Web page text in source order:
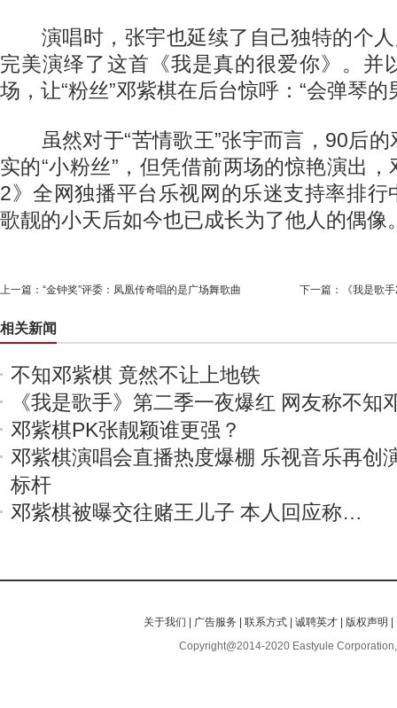
演唱时，张宇也延续了自己独特的个人
完美演绎了这首《我是真的很爱你》。并
场，让“粉丝”邓紫棋在后台惊呼：“会弹琴的
虽然对于“苦情歌王”张宇而言，90后的
实的“小粉丝”，但凭借前两场的惊艳演出
2》全网独播平台乐视网的乐迷支持率排行
歌靓的小天后如今也已成长为了他人的偶像
上一篇： “金钟奖”评委：凤凰传奇唱的是广场舞歌曲 下一篇： 《我是歌
相关新闻
不知邓紫棋 竟然不让上地铁
《我是歌手》第二季一夜爆红 网友称不知
邓紫棋PK张靓颖谁更强？
邓紫棋演唱会直播热度爆棚 乐视音乐再创
标杆
邓紫棋被曝交往赌王儿子 本人回应称…
关于我们 广告服务 |联系方式 |诚聘英才 版权声明
Copyright@2014-2020 Eastyule